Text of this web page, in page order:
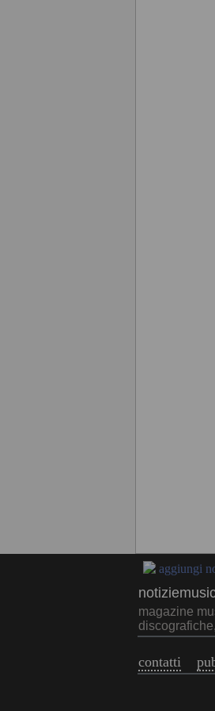
aggiungi
magazine
contatti